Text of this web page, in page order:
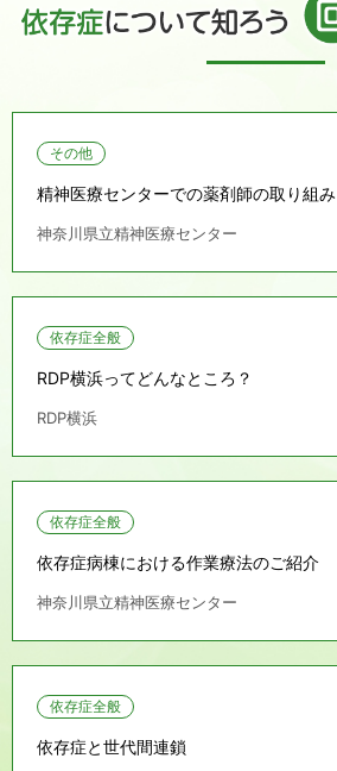
その他
精神医療センターでの薬剤師の取り組み
神奈川県立精神医療センター
依存症全般
RDP横浜ってどんなところ？
RDP横浜
依存症全般
依存症病棟における作業療法のご紹介
神奈川県立精神医療センター
依存症全般
依存症と世代間連鎖